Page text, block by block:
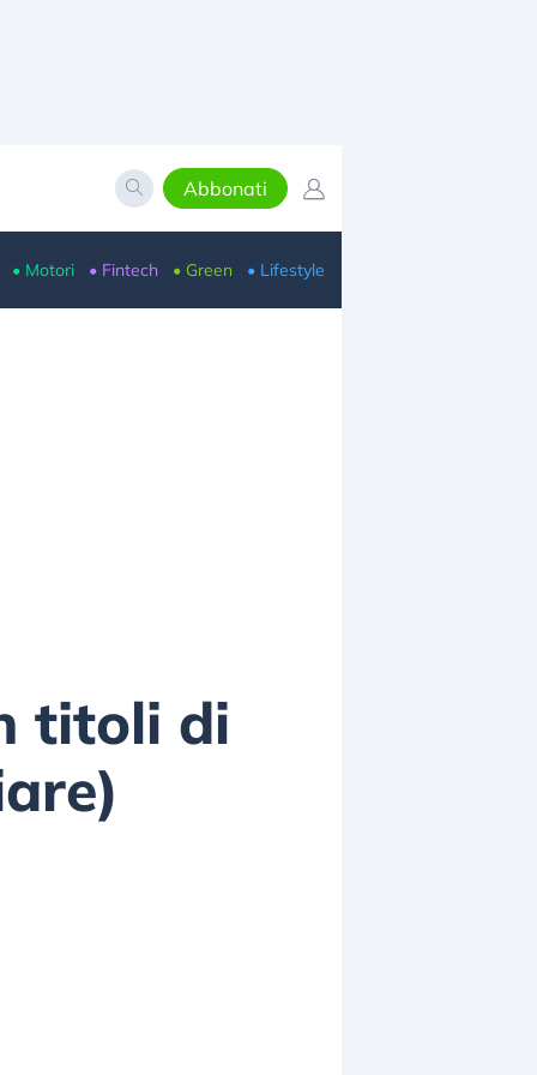
Abbonati
• Motori • Fintech • Green • Lifestyle
titoli di